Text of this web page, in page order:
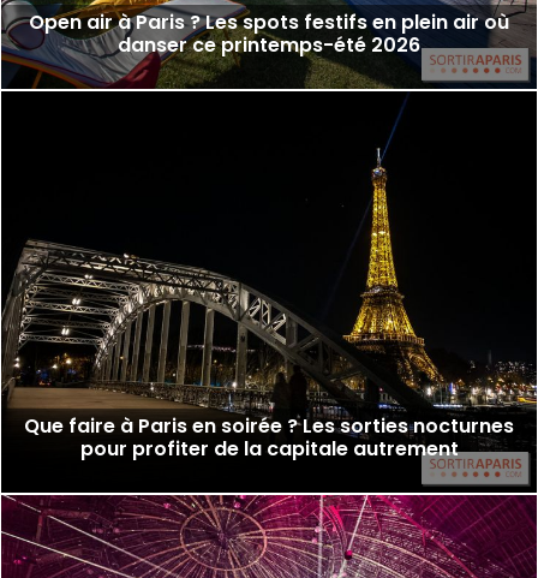
Open air à Paris ? Les spots festifs en plein air où
danser ce printemps-été 2026
Que faire à Paris en soirée ? Les sorties nocturnes
pour profiter de la capitale autrement